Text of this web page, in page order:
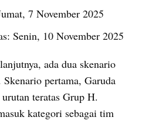
7 November 2025
Senin, 10 November 2025
ada dua skenario
pertama, Garuda
teratas Grup H.
kategori sebagai tim